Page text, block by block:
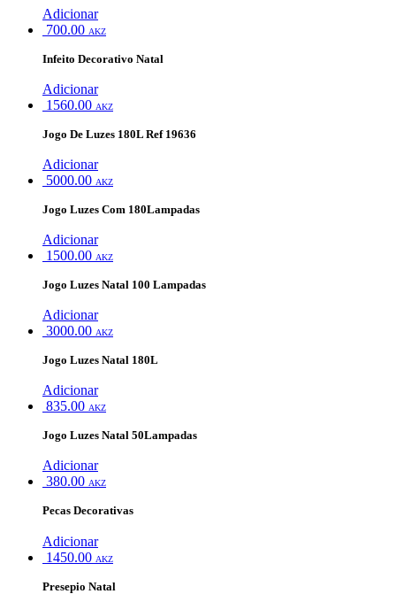
Adicionar
700.00 AKZ
Infeito Decorativo Natal
Adicionar
1560.00 AKZ
Jogo De Luzes 180L Ref 19636
Adicionar
5000.00 AKZ
Jogo Luzes Com 180Lampadas
Adicionar
1500.00 AKZ
Jogo Luzes Natal 100 Lampadas
Adicionar
3000.00 AKZ
Jogo Luzes Natal 180L
Adicionar
835.00 AKZ
Jogo Luzes Natal 50Lampadas
Adicionar
380.00 AKZ
Pecas Decorativas
Adicionar
1450.00 AKZ
Presepio Natal